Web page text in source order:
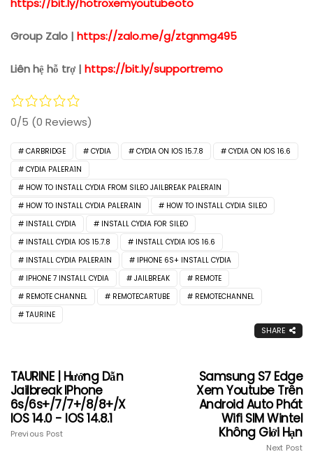
https://bit.ly/hotroxemyoutubeoto
Group Zalo | https://zalo.me/g/ztgnmg495
Liên hệ hỗ trợ | https://bit.ly/supportremo
0/5 (0 Reviews)
CARBRIDGE CYDIA CYDIA ON IOS 15.7.8
CYDIA ON IOS 16.6
CYDIA PALERA1N
HOW TO INSTALL CYDIA FROM SILEO JAILBREAK PALERA1N
HOW TO INSTALL CYDIA PALERA1N
HOW TO INSTALL CYDIA SILEO
INSTALL CYDIA
INSTALL CYDIA FOR SILEO
INSTALL CYDIA IOS 15.7.8
INSTALL CYDIA IOS 16.6
INSTALL CYDIA PALERA1N
IPHONE 6S+ INSTALL CYDIA
IPHONE 7 INSTALL CYDIA
JAILBREAK
REMOTE
REMOTE CHANNEL
REMOTECARTUBE
REMOTECHANNEL
TAURINE
SHARE
TAURINE | Hướng Dẫn
Jailbreak IPhone
6s/6s+/7/7+/8/8+/X
IOS 14.0 - IOS 14.8.1
Previous Post
Samsung S7 Edge
Xem Youtube Trên
Android Auto Phát
Wifi SIM Wintel
Không Giới Hạn
Next Post